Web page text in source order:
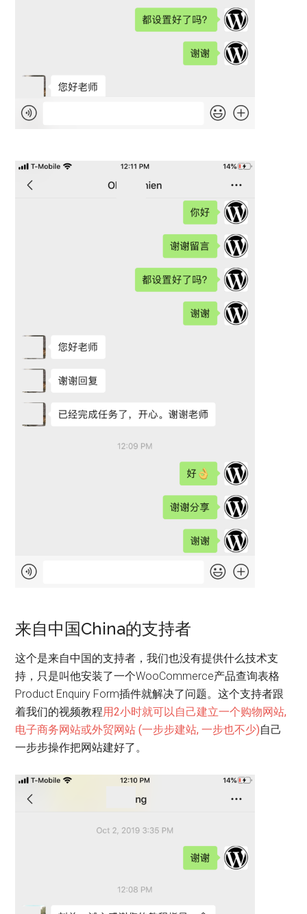
来自中国China的支持者
这个是来自中国的支持者，我们也没有提供什么技术支
持，只是叫他安装了一个WooCommerce产品查询表格
Product Enquiry Form插件就解决了问题。这个支持者跟
着我们的视频教程用2小时就可以自己建立一个购物网站,
电子商务网站或外贸网站 (一步步建站, 一步也不少)自己
一步步操作把网站建好了。